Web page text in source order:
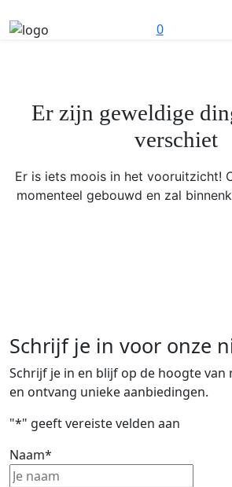
0
Er zijn geweldige
verschiet
Er is iets moois in het vooruitzicht!
momenteel gebouwd en zal
Schrijf je in voor onze
Schrijf je in en blijf op de hoogte van
en ontvang unieke aanbiedingen.
"*" geeft vereiste velden aan
Naam*